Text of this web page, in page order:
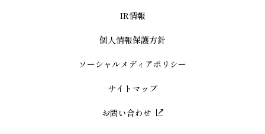
IR情報
個人情報保護方針
ソーシャルメディアポリシー
サイトマップ
お問い合わせ